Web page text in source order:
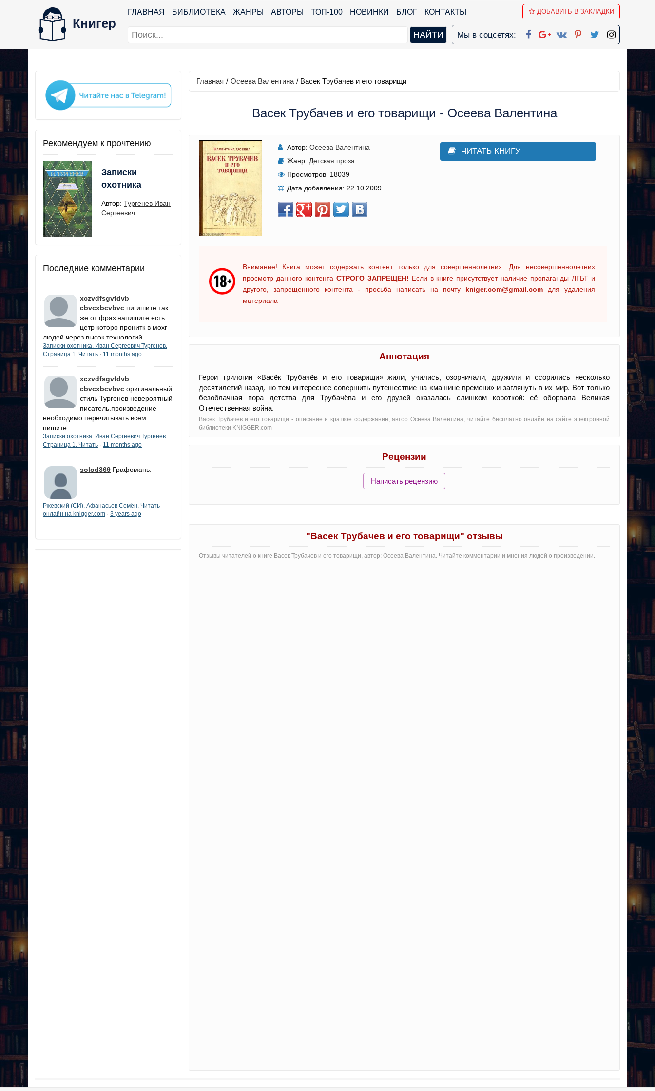
Книгер
ГЛАВНАЯ БИБЛИОТЕКА ЖАНРЫ АВТОРЫ ТОП-100 НОВИНКИ БЛОГ КОНТАКТЫ ДОБАВИТЬ В ЗАКЛАДКИ
Мы в соцсетях:
Рекомендуем к прочтению
Записки
охотника
Автор: Тургенев Иван
Сергеевич
Последние комментарии
xczvdfsgvfdvb
cbvcxbcvbvc пигишите так
же от фраз напишите есть
цетр которо пронитк в мохг
людей через высок технологий
Записки охотника. Иван Сергеевич Тургенев.
Страница 1. Читать · 11 months ago
xczvdfsgvfdvb
cbvcxbcvbvc оригинальный
стиль Тургенев невероятный
писатель.произведение
необходимо перечитывать всем
пишите...
Записки охотника. Иван Сергеевич Тургенев.
Страница 1. Читать · 11 months ago
solod369 Графомань.
Ржевский (СИ). Афанасьев Семён. Читать
онлайн на knigger.com · 3 years ago
Главная / Осеева Валентина / Васек Трубачев и его товарищи
Васек Трубачев и его товарищи - Осеева Валентина
Автор: Осеева Валентина
Жанр: Детская проза
Просмотров: 18039
Дата добавления: 22.10.2009
ЧИТАТЬ КНИГУ
Внимание! Книга может содержать контент только для совершеннолетних. Для несовершеннолетних
просмотр данного контента СТРОГО ЗАПРЕЩЕН! Если в книге присутствует наличие пропаганды ЛГБТ и
другого, запрещенного контента - просьба написать на почту kniger.com@gmail.com для удаления
материала
Аннотация
Герои трилогии «Васёк Трубачёв и его товарищи» жили, учились, озорничали, дружили и ссорились несколько
десятилетий назад, но тем интереснее совершить путешествие на «машине времени» и заглянуть в их мир. Вот только
безоблачная пора детства для Трубачёва и его друзей оказалась слишком короткой: её оборвала Великая
Отечественная война.
Васек Трубачев и его товарищи - oписание и краткое содержание, автор Осеева Валентина, читайте бесплатно онлайн на сайте электронной
библиотеки KNIGGER.com
Рецензии
Написать рецензию
"Васек Трубачев и его товарищи" отзывы
Отзывы читателей о книге Васек Трубачев и его товарищи, автор: Осеева Валентина. Читайте комментарии и мнения людей о произведении.